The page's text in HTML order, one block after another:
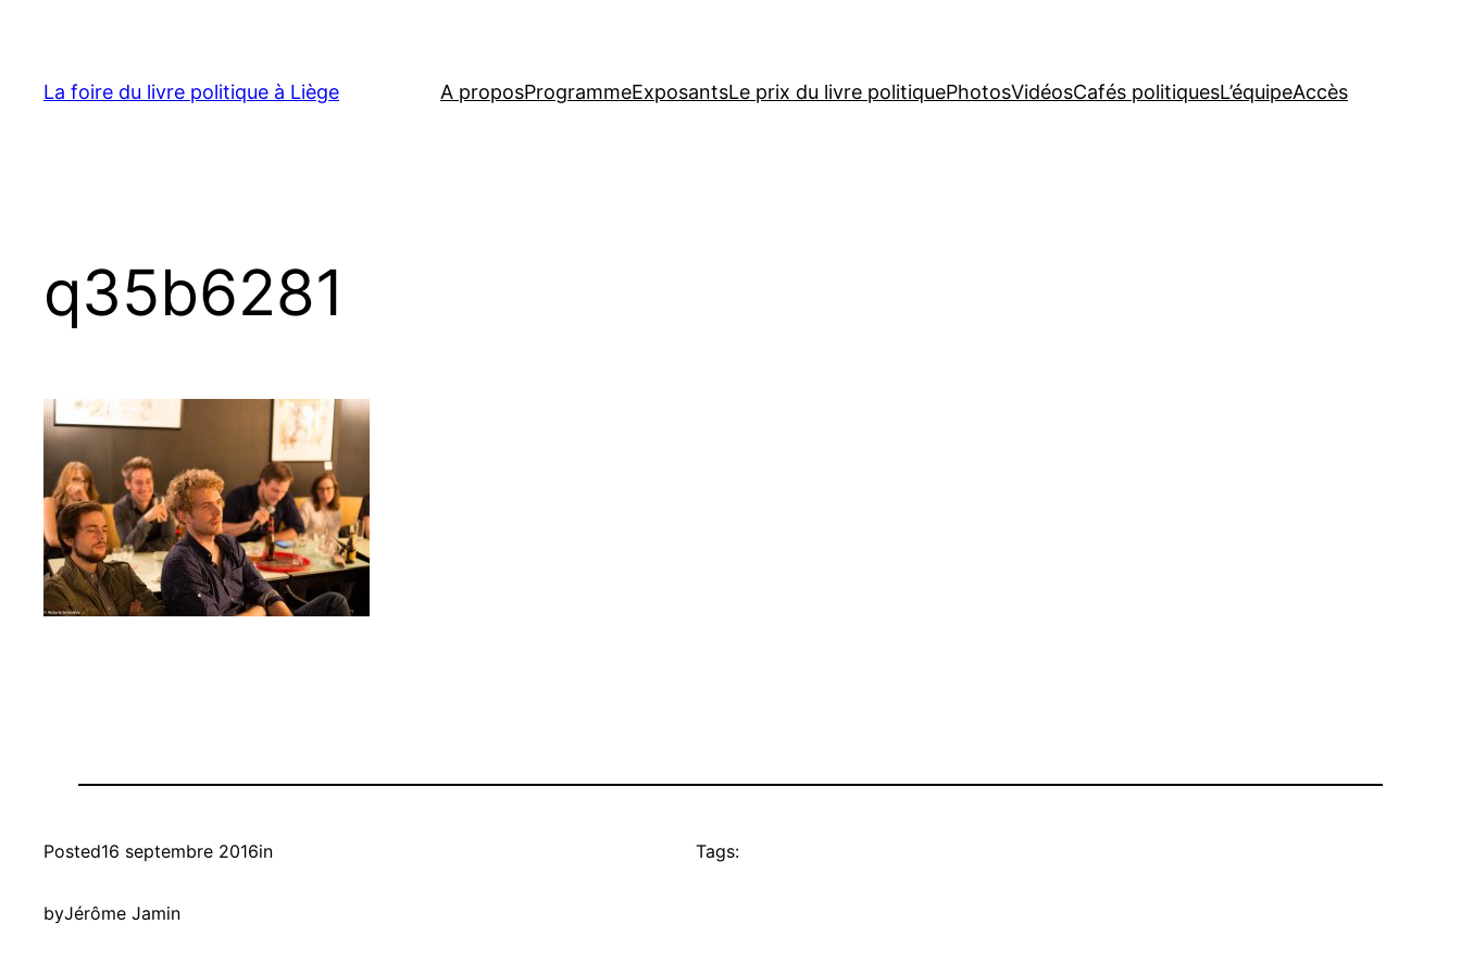
contenu
La foire du livre politique à Liège A proposProgrammeExposantsLe prix du livre politiquePhotosVidéosCafés politiquesL’équipeAccès
q35b6281
Posted16 septembre 2016in
byJérôme Jamin
Tags: